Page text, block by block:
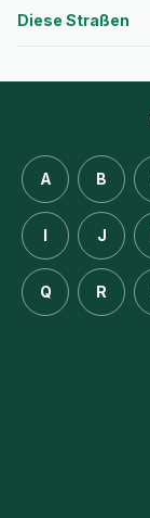
Diese Straßen
A B
I J
Q R